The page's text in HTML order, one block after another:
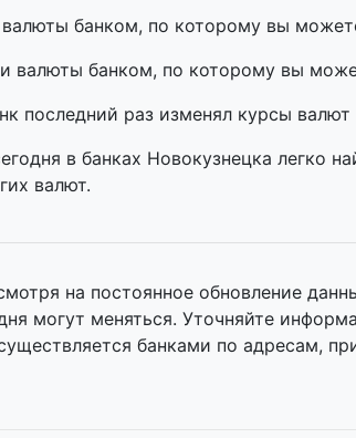
банком, по которому вы
валюты банком, по которому вы
последний раз изменял курсы
в банках Новокузнецка легко
валют.
на постоянное обновление
могут меняться. Уточняйте
банками по адресам,